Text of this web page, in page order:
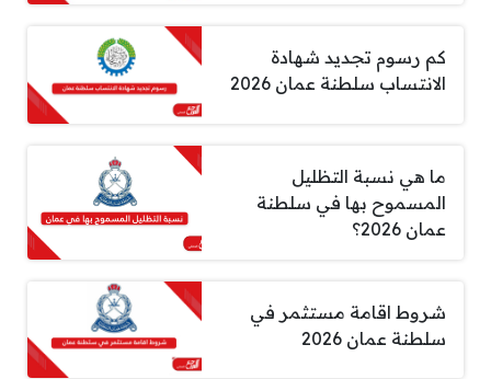
كم رسوم تجديد شهادة
الانتساب سلطنة عمان 2026
ما هي نسبة التظليل
المسموح بها في سلطنة
عمان 2026؟
شروط اقامة مستثمر في
سلطنة عمان 2026